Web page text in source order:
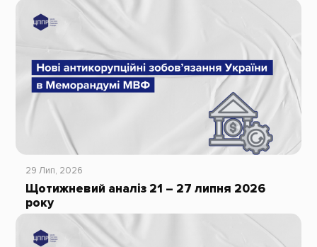
29 Лип, 2026
Щотижневий аналіз 21 – 27 липня 2026
року